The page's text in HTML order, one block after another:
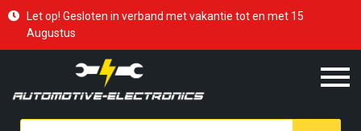
Let op! Gesloten in verband met vakantie tot en met 15
Augustus